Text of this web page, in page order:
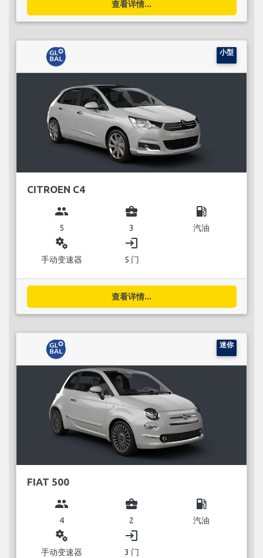
查看详情...
小型
CITROEN C4
group
5
business_center
3
local_gas_station
汽油
miscellaneous_services
手动变速器
login
5 门
查看详情...
迷你
FIAT 500
group
4
business_center
2
local_gas_station
汽油
miscellaneous_services
手动变速器
login
3 门